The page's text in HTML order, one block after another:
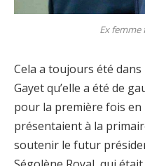
Ex femme
Cela a toujours été
Gayet qu’elle a été de
pour la première fois en
présentaient à la
soutenir le futur